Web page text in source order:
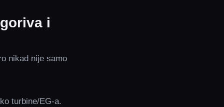
i
nikad nije samo
turbine/EG‑a.